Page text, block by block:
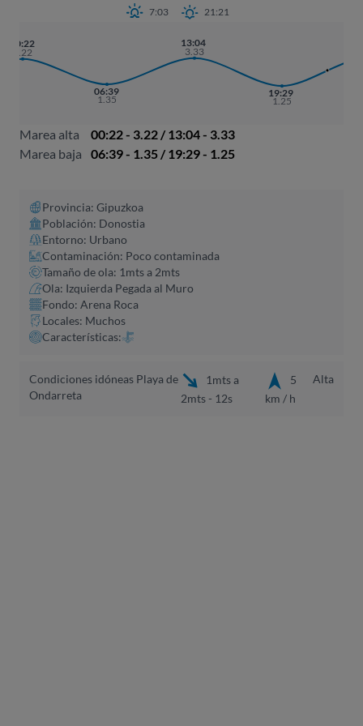
7:03 21:21
00:22
3.22
06:39
1.35
13:04
3.33
19:29
1.25
Marea alta
00:22 - 3.22 / 13:04 - 3.33
Marea baja
06:39 - 1.35 / 19:29 - 1.25
Provincia: Gipuzkoa
Población: Donostia
Entorno: Urbano
Contaminación: Poco contaminada
Tamaño de ola: 1mts a 2mts
Ola: Izquierda Pegada al Muro
Fondo: Arena Roca
Locales: Muchos
Características:
Condiciones idóneas Playa de
Ondarreta
1mts a
2mts - 12s
5
km / h
Alta